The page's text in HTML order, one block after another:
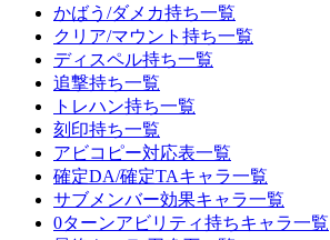
かばう/ダメカ持ち一覧
クリア/マウント持ち一覧
ディスペル持ち一覧
追撃持ち一覧
トレハン持ち一覧
刻印持ち一覧
アビコピー対応表一覧
確定DA/確定TAキャラ一覧
サブメンバー効果キャラ一覧
0ターンアビリティ持ちキャラ一覧